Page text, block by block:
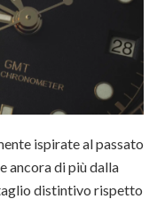
ispirate al passato
ancora di più dalla
distintivo rispetto